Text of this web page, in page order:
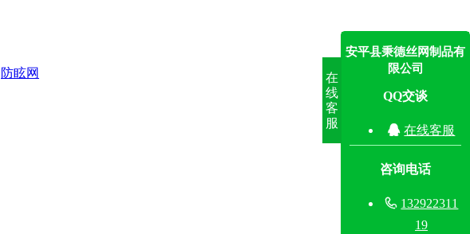
防眩网
在
线
客
服
安平县秉德丝网制品有
限公司
QQ交谈
 在线客服
咨询电话
 132922311
19